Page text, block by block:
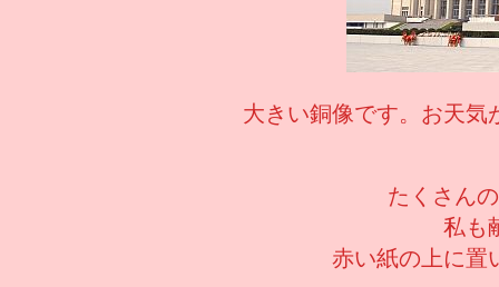
大きい銅像です。お天気
たくさん
私も
赤い紙の上に置